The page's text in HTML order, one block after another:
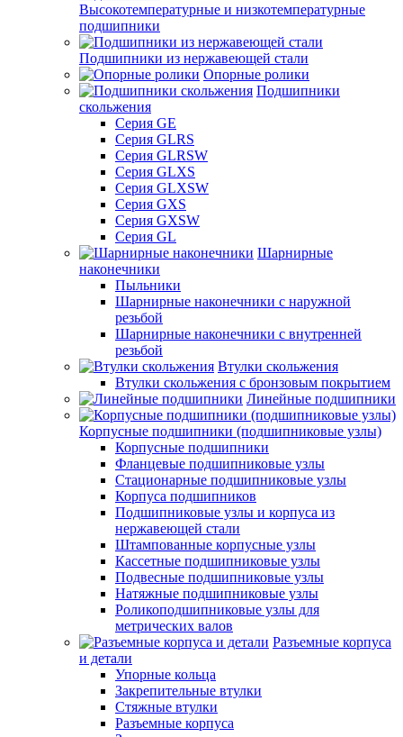
Высокотемпературные и низкотемпературные
подшипники
Подшипники из нержавеющей стали
Опорные ролики
Подшипники
скольжения
Серия GE
Серия GLRS
Серия GLRSW
Серия GLXS
Серия GLXSW
Серия GXS
Серия GXSW
Серия GL
Шарнирные
наконечники
Пыльники
Шарнирные наконечники с наружной
резьбой
Шарнирные наконечники с внутренней
резьбой
Втулки скольжения
Втулки скольжения с бронзовым покрытием
Линейные подшипники
Корпусные подшипники (подшипниковые узлы)
Корпусные подшипники
Фланцевые подшипниковые узлы
Стационарные подшипниковые узлы
Корпуса подшипников
Подшипниковые узлы и корпуса из
нержавеющей стали
Штампованные корпусные узлы
Кассетные подшипниковые узлы
Подвесные подшипниковые узлы
Натяжные подшипниковые узлы
Роликоподшипниковые узлы для
метрических валов
Разъемные корпуса
и детали
Упорные кольца
Закрепительные втулки
Стяжные втулки
Разъемные корпуса